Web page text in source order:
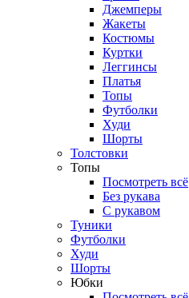
Джемперы
Жакеты
Костюмы
Куртки
Леггинсы
Платья
Топы
Футболки
Худи
Шорты
Толстовки
Топы
Посмотреть всё
Без рукава
С рукавом
Туники
Футболки
Худи
Шорты
Юбки